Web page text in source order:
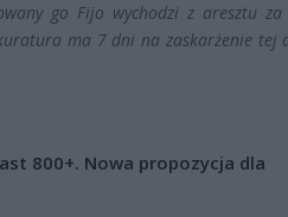
go Fijo wychodzi z aresztu
ma 7 dni na zaskarżenie tej
800+. Nowa propozycja dla